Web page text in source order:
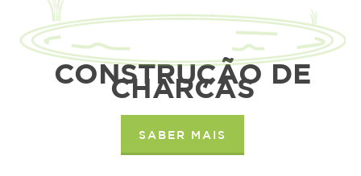
CONSTRUÇÃO DE
CHARCAS
SABER MAIS